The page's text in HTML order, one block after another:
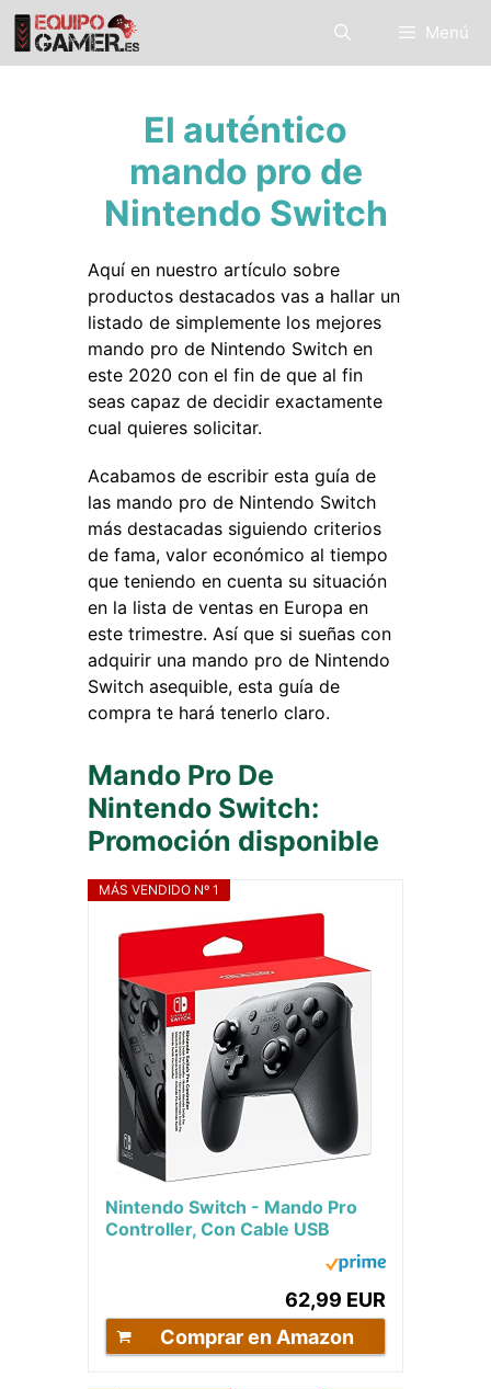
Saltar
contenido
Menú
El auténtico
mando pro de
Nintendo Switch
Aquí en nuestro artículo sobre
productos destacados vas a hallar un
listado de simplemente los mejores
mando pro de Nintendo Switch en
este 2020 con el fin de que al fin
seas capaz de decidir exactamente
cual quieres solicitar.
Acabamos de escribir esta guía de
las mando pro de Nintendo Switch
más destacadas siguiendo criterios
de fama, valor económico al tiempo
que teniendo en cuenta su situación
en la lista de ventas en Europa en
este trimestre. Así que si sueñas con
adquirir una mando pro de Nintendo
Switch asequible, esta guía de
compra te hará tenerlo claro.
Mando Pro De
Nintendo Switch:
Promoción disponible
MÁS VENDIDO Nº 1
Nintendo Switch - Mando Pro
Controller, Con Cable USB
62,99 EUR
Comprar en Amazon